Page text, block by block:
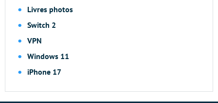
Livres photos
Switch 2
VPN
Windows 11
iPhone 17